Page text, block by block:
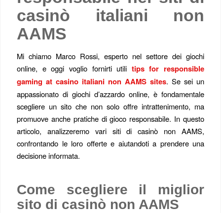
casinò italiani non
AAMS
Mi chiamo Marco Rossi, esperto nel settore dei giochi
online, e oggi voglio fornirti utili tips for responsible
gaming at casino italiani non AAMS sites. Se sei un
appassionato di giochi d’azzardo online, è fondamentale
scegliere un sito che non solo offre intrattenimento, ma
promuove anche pratiche di gioco responsabile. In questo
articolo, analizzeremo vari siti di casinò non AAMS,
confrontando le loro offerte e aiutandoti a prendere una
decisione informata.
Come scegliere il miglior
sito di casinò non AAMS